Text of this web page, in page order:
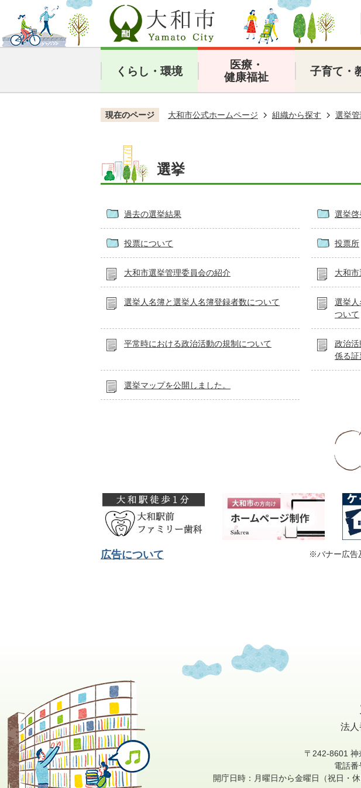
くらし・環境
医療・
健康福祉
子育て・
現在のページ 大和市公式ホームページ 組織から探す 選挙
選挙
過去の選挙結果 選挙啓
投票について 投票所
大和市選挙管理委員会の紹介 大和
選挙人名簿と選挙人名簿登録者数について
選挙人
ついて
平常時における政治活動の規制について
政治活
係る証
選挙マップを公開しました。
広告について ※バナー広告
法
〒242-8601 神
電話番
開庁日時：月曜日から金曜日
（祝日・